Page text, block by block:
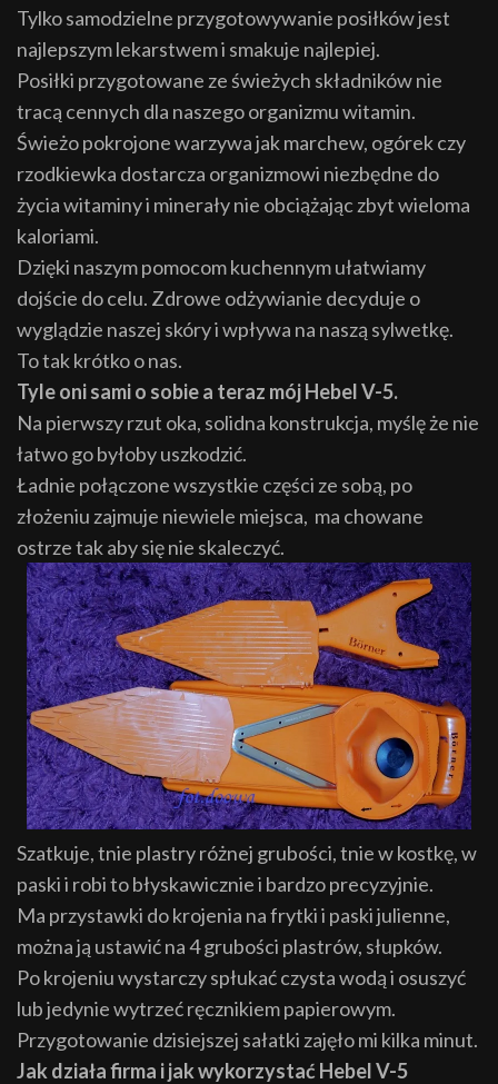
Tylko samodzielne przygotowywanie posiłków jest
najlepszym lekarstwem i smakuje najlepiej.
Posiłki przygotowane ze świeżych składników nie
tracą cennych dla naszego organizmu witamin.
Świeżo pokrojone warzywa jak marchew, ogórek czy
rzodkiewka dostarcza organizmowi niezbędne do
życia witaminy i minerały nie obciążając zbyt wieloma
kaloriami.
Dzięki naszym pomocom kuchennym ułatwiamy
dojście do celu. Zdrowe odżywianie decyduje o
wyglądzie naszej skóry i wpływa na naszą sylwetkę.
To tak krótko o nas.
Tyle oni sami o sobie a teraz mój Hebel V-5.
Na pierwszy rzut oka, solidna konstrukcja, myślę że nie
łatwo go byłoby uszkodzić.
Ładnie połączone wszystkie części ze sobą, po
złożeniu zajmuje niewiele miejsca, ma chowane
ostrze tak aby się nie skaleczyć.
Szatkuje, tnie plastry różnej grubości, tnie w kostkę, w
paski i robi to błyskawicznie i bardzo precyzyjnie.
Ma przystawki do krojenia na frytki i paski julienne,
można ją ustawić na 4 grubości plastrów, słupków.
Po krojeniu wystarczy spłukać czysta wodą i osuszyć
lub jedynie wytrzeć ręcznikiem papierowym.
Przygotowanie dzisiejszej sałatki zajęło mi kilka minut.
Jak działa firma i jak wykorzystać Hebel V-5